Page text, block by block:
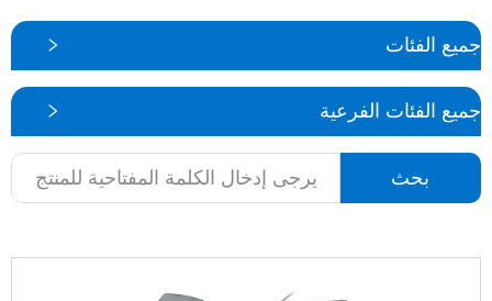
اتصل بنا
جميع الفئات
جميع الفئات الفرعية
بحث